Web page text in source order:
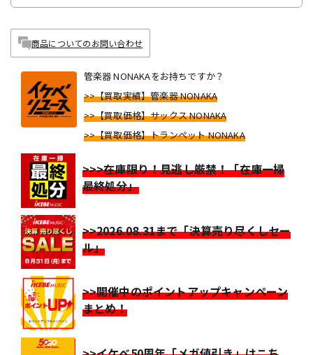
商品についてのお問い合わせ
管楽器 NONAKAをお持ちですか？
>>【買取実績】管楽器 NONAKA
>>【買取価格】サックス NONAKA
>>【買取価格】トランペット NONAKA
>>>在庫限り！見逃し厳禁！「在庫一掃
最終処分」
>>2026.08.31まで「決算売り尽くしセー
ル」
>>開催中のポイントアップキャンペーン
まとめ！